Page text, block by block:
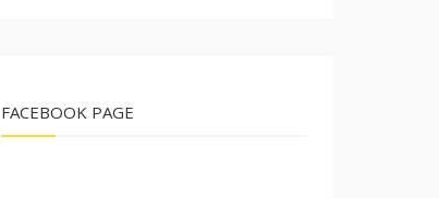
FACEBOOK PAGE